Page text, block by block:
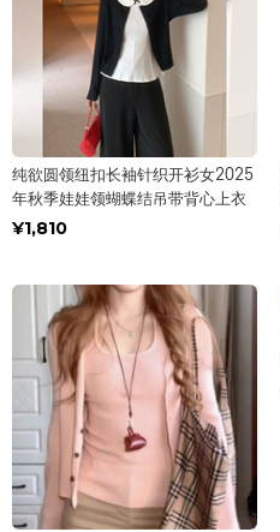
纯欲圆领纽扣长袖针织开衫女2025
年秋季娃娃领蝴蝶结吊带背心上衣
¥1,810